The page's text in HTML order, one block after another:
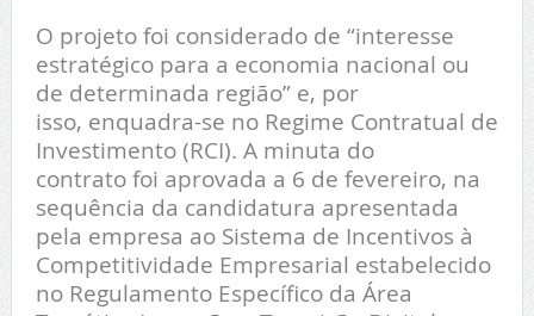
O projeto foi considerado de “interesse
estratégico para a economia nacional ou
de determinada região” e, por
isso, enquadra-se no Regime Contratual de
Investimento (RCI). A minuta do
contrato foi aprovada a 6 de fevereiro, na
sequência da candidatura apresentada
pela empresa ao Sistema de Incentivos à
Competitividade Empresarial estabelecido
no Regulamento Específico da Área